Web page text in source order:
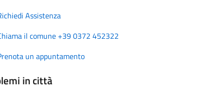
Assistenza
il comune +39 0372 452322
un appuntamento
in città